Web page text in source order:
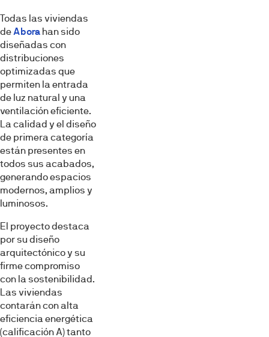
Selección
de
consentimiento
Necesarias
Preferencias
Estadística
Marketing
Todas las viviendas
de Abora han sido
diseñadas con
distribuciones
optimizadas que
permiten la entrada
de luz natural y una
ventilación eficiente.
La calidad y el diseño
de primera categoría
están presentes en
todos sus acabados,
generando espacios
modernos, amplios y
luminosos.
El proyecto destaca
por su diseño
arquitectónico y su
firme compromiso
con la sostenibilidad.
Las viviendas
contarán con alta
eficiencia energética
(calificación A) tanto